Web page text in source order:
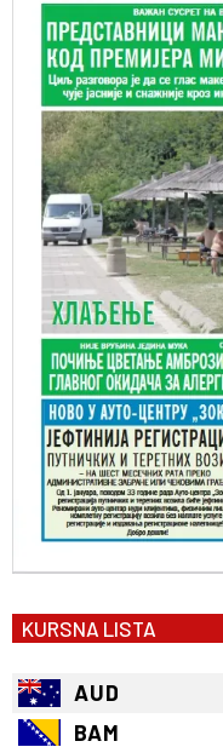
KURSNA LISTA
AUD
BAM